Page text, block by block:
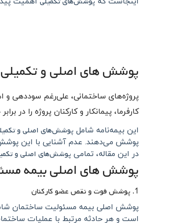
پوشش‌ های اصلی و
پروژه‌های ساختمانی، علی‌رغم سوددهی و
کارفرما، پیمانکار و کارکنان پروژه را
این بیمه‌نامه شامل پوشش‌های اصلی و
پوشش می‌دهند. عدم آشنایی با این
در این مقاله، تمامی پوشش‌های اصلی و
پوشش‌ های اصلی بیمه
1. پوشش فوت و نقص عضو کارکنان
پوشش اصلی بیمه مسئولیت ساختمان
است و هر حادثه مرتبط با عملیات